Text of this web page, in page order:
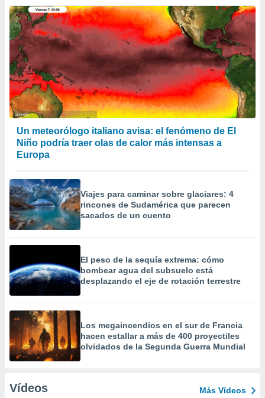
Un meteorólogo italiano avisa: el fenómeno de El
Niño podría traer olas de calor más intensas a
Europa
Viajes para caminar sobre glaciares: 4
rincones de Sudamérica que parecen
sacados de un cuento
El peso de la sequía extrema: cómo
bombear agua del subsuelo está
desplazando el eje de rotación terrestre
Los megaincendios en el sur de Francia
hacen estallar a más de 400 proyectiles
olvidados de la Segunda Guerra Mundial
Vídeos Más Vídeos